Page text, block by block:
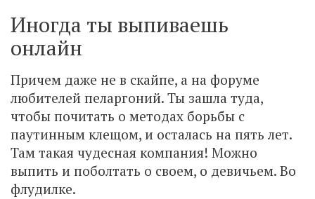
Иногда ты выпиваешь
онлайн
Причем даже не в скайпе, а на форуме
любителей пеларгоний. Ты зашла туда,
чтобы почитать о методах борьбы с
паутинным клещом, и осталась на пять лет.
Там такая чудесная компания! Можно
выпить и поболтать о своем, о девичьем. Во
флудилке.